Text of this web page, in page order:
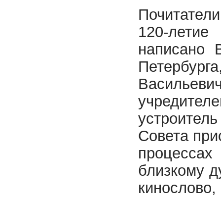
120-летие
написано
Совета
близкому